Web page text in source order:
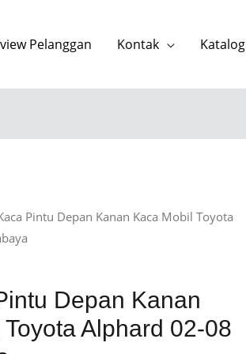
Pelanggan Kontak Katalog
Pintu Depan Kanan Kaca Mobil Toyota
Depan Kanan
Alphard 02-08